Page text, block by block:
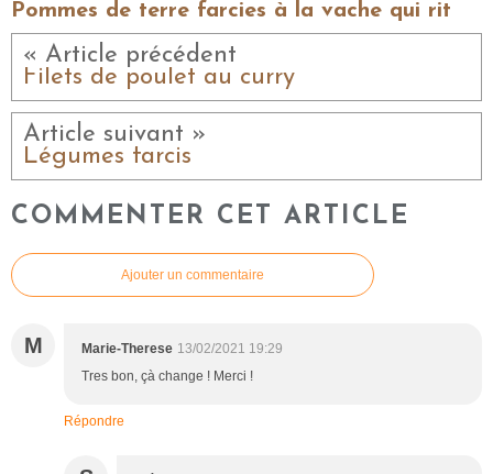
Pommes de terre farcies à la vache qui rit
« Article précédent
Filets de poulet au curry
Article suivant »
Légumes farcis
COMMENTER CET ARTICLE
Ajouter un commentaire
M Marie-Therese 13/02/2021 19:29
Tres bon, çà change ! Merci !
Répondre